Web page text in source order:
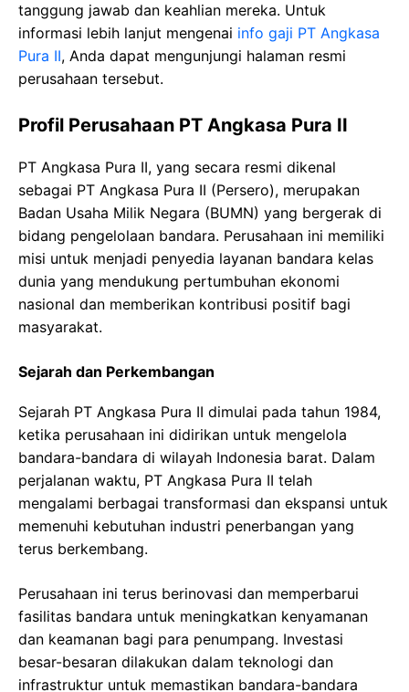
tanggung jawab dan keahlian mereka. Untuk
informasi lebih lanjut mengenai info gaji PT Angkasa
Pura II, Anda dapat mengunjungi halaman resmi
perusahaan tersebut.
Profil Perusahaan PT Angkasa Pura II
PT Angkasa Pura II, yang secara resmi dikenal
sebagai PT Angkasa Pura II (Persero), merupakan
Badan Usaha Milik Negara (BUMN) yang bergerak di
bidang pengelolaan bandara. Perusahaan ini memiliki
misi untuk menjadi penyedia layanan bandara kelas
dunia yang mendukung pertumbuhan ekonomi
nasional dan memberikan kontribusi positif bagi
masyarakat.
Sejarah dan Perkembangan
Sejarah PT Angkasa Pura II dimulai pada tahun 1984,
ketika perusahaan ini didirikan untuk mengelola
bandara-bandara di wilayah Indonesia barat. Dalam
perjalanan waktu, PT Angkasa Pura II telah
mengalami berbagai transformasi dan ekspansi untuk
memenuhi kebutuhan industri penerbangan yang
terus berkembang.
Perusahaan ini terus berinovasi dan memperbarui
fasilitas bandara untuk meningkatkan kenyamanan
dan keamanan bagi para penumpang. Investasi
besar-besaran dilakukan dalam teknologi dan
infrastruktur untuk memastikan bandara-bandara